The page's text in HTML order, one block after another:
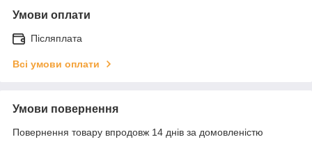
Умови оплати
Післяплата
Всі умови оплати
Умови повернення
Повернення товару впродовж 14 днів за домовленістю